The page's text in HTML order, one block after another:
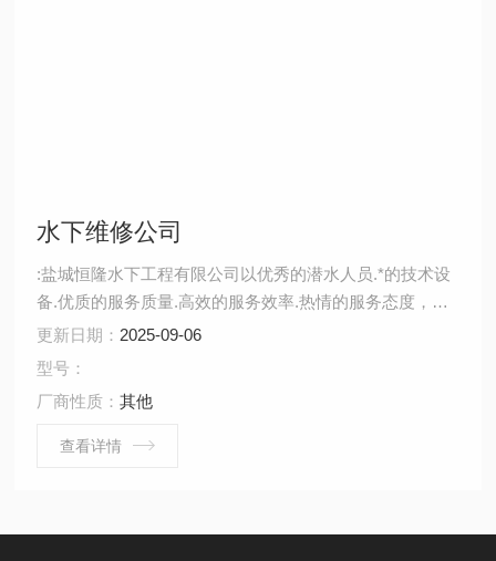
水下维修公司
:盐城恒隆水下工程有限公司以优秀的潜水人员.*的技术设
备.优质的服务质量.高效的服务效率.热情的服务态度，立
足全国市场，为长三角地区的所有客户提供*优质的潜水服
务。
更新日期： 2025-09-06
型号：
厂商性质：其他
查看详情